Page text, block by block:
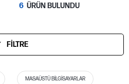
6 ÜRÜN BULUNDU
FILTRE
MASAÜSTÜ BILGISAYARLAR